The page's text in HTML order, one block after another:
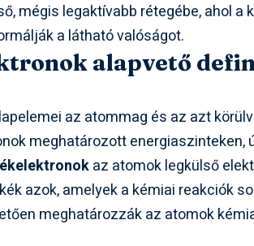
mégis legaktívabb rétegébe, ahol a
a látható valóságot.
alapvető
az atommag és az azt
meghatározott energiaszinteken,
az atomok legkülső
azok, amelyek a kémiai reakciók
meghatározzák az atomok